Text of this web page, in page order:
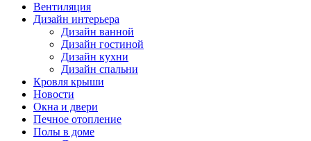
Вентиляция
Дизайн интерьера
Дизайн ванной
Дизайн гостиной
Дизайн кухни
Дизайн спальни
Кровля крыши
Новости
Окна и двери
Печное отопление
Полы в доме